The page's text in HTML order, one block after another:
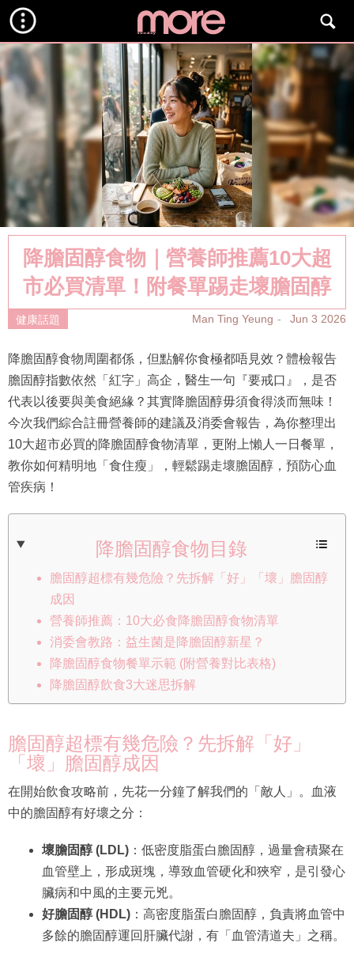
降膽固醇食物｜營養師推薦10大超
市必買清單！附餐單踢走壞膽固醇
健康話題 Man Ting Yeung Jun 3 2026
降膽固醇食物周圍都係，但點解你食極都唔見效？體檢報告
膽固醇指數依然「紅字」高企，醫生一句『要戒口』，是否
代表以後要與美食絕緣？其實降膽固醇毋須食得淡而無味！
今次我們綜合註冊營養師的建議及消委會報告，為你整理出
10大超市必買的降膽固醇食物清單，更附上懶人一日餐單，
教你如何精明地「食住瘦」，輕鬆踢走壞膽固醇，預防心血
管疾病！
降膽固醇食物目錄
膽固醇超標有幾危險？先拆解「好」「壞」膽固醇
成因
營養師推薦：10大必食降膽固醇食物清單
消委會教路：益生菌是降膽固醇新星？
降膽固醇食物餐單示範 (附營養對比表格)
降膽固醇飲食3大迷思拆解
膽固醇超標有幾危險？先拆解「好」
「壞」膽固醇成因
在開始飲食攻略前，先花一分鐘了解我們的「敵人」。血液
中的膽固醇有好壞之分：
壞膽固醇 (LDL) ：低密度脂蛋白膽固醇，過量會積聚在
血管壁上，形成斑塊，導致血管硬化和狹窄，是引發心
臟病和中風的主要元兇。
好膽固醇 (HDL) ：高密度脂蛋白膽固醇，負責將血管中
多餘的膽固醇運回肝臟代謝，有「血管清道夫」之稱。